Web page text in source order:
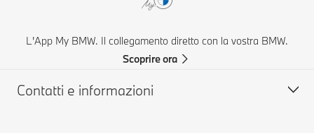
L'App My BMW. Il collegamento diretto con la vostra BMW.
Scoprire ora
Contatti e informazioni